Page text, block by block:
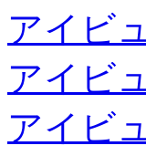
アイビ
アイビ
アイビ